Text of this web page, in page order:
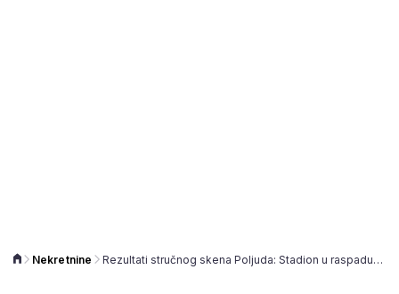
Nekretnine Rezultati stručnog skena Poljuda: Stadion u raspadu, 'ubija' ga korozija, a dijelovi krova samo što ne polete